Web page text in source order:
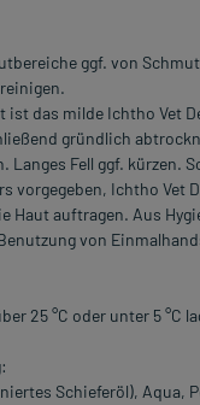
ggf. von
ist das milde Ichtho Vet
gründlich
Langes Fell ggf. kürzen.
vorgegeben, Ichtho Vet
Haut auftragen. Aus
von
25 °C oder unter 5 °C
Schieferöl), Aqua,